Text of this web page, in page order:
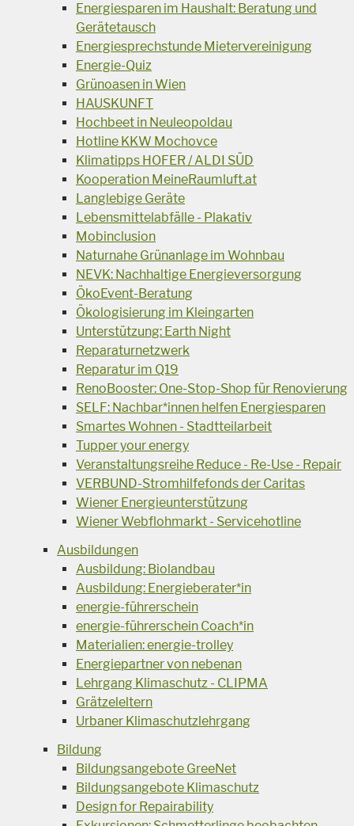
Energiesparen im Haushalt: Beratung und
Gerätetausch
Energiesprechstunde Mietervereinigung
Energie-Quiz
Grünoasen in Wien
HAUSKUNFT
Hochbeet in Neuleopoldau
Hotline KKW Mochovce
Klimatipps HOFER / ALDI SÜD
Kooperation MeineRaumluft.at
Langlebige Geräte
Lebensmittelabfälle - Plakativ
Mobinclusion
Naturnahe Grünanlage im Wohnbau
NEVK: Nachhaltige Energieversorgung
ÖkoEvent-Beratung
Ökologisierung im Kleingarten
Unterstützung: Earth Night
Reparaturnetzwerk
Reparatur im Q19
RenoBooster: One-Stop-Shop für Renovierung
SELF: Nachbar*innen helfen Energiesparen
Smartes Wohnen - Stadtteilarbeit
Tupper your energy
Veranstaltungsreihe Reduce - Re-Use - Repair
VERBUND-Stromhilfefonds der Caritas
Wiener Energieunterstützung
Wiener Webflohmarkt - Servicehotline
Ausbildungen
Ausbildung: Biolandbau
Ausbildung: Energieberater*in
energie-führerschein
energie-führerschein Coach*in
Materialien: energie-trolley
Energiepartner von nebenan
Lehrgang Klimaschutz - CLIPMA
Grätzeleltern
Urbaner Klimaschutzlehrgang
Bildung
Bildungsangebote GreeNet
Bildungsangebote Klimaschutz
Design for Repairability